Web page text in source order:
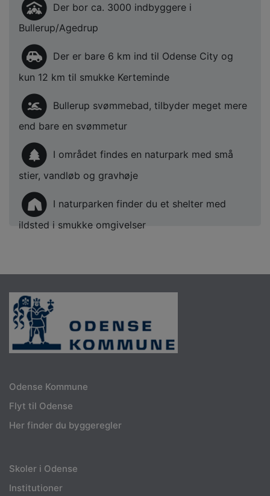
Der bor ca. 3000 indbyggere i
Bullerup/Agedrup
Der er bare 6 km ind til Odense City og
kun 12 km til smukke Kerteminde
Bullerup svømmebad, tilbyder meget mere
end bare en svømmetur
I området findes en naturpark med små
stier, vandløb og gravhøje
I naturparken finder du et shelter med
ildsted i smukke omgivelser
Odense Kommune
Flyt til Odense
Her finder du byggeregler
Skoler i Odense
Institutioner